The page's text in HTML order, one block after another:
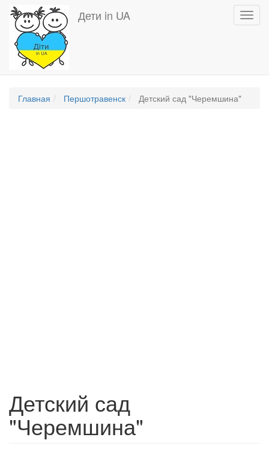
Перейти
основному
содержанию
Дети in UA
Главная Першотравенск Детский сад "Черемшина"
Детский сад
"Черемшина"